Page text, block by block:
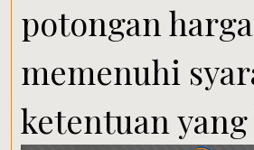
potongan
memenuhi
ketentuan